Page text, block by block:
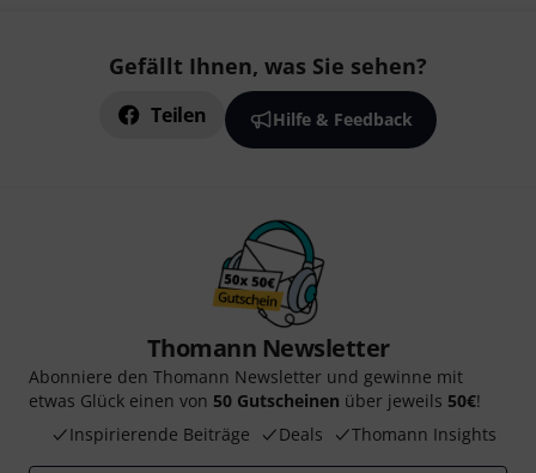
Gefällt Ihnen, was Sie sehen?
Teilen Hilfe & Feedback
Thomann Newsletter
Abonniere den Thomann Newsletter und gewinne mit
etwas Glück einen von 50 Gutscheinen über jeweils 50€!
Inspirierende Beiträge
Deals Thomann Insights